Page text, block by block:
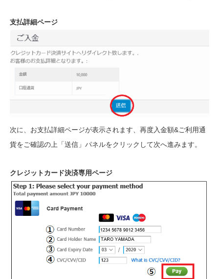
支払詳細ページ
次に、お支払詳細ページが表示されます、再度入金額&ご利用通
貨をご確認の上「送信」パネルをクリックして次へ進みます。
クレジットカード決済専用ページ